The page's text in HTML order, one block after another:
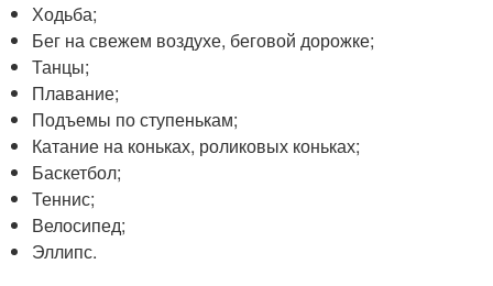
Ходьба;
Бег на свежем воздухе, беговой дорожке;
Танцы;
Плавание;
Подъемы по ступенькам;
Катание на коньках, роликовых коньках;
Баскетбол;
Теннис;
Велосипед;
Эллипс.